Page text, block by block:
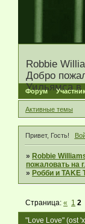
Robbie
Добро
Уильямса в
Форум
Активные темы
Привет, Гость!
» Robbie
пожаловать на
» Робби и TAKE
"Love Love" (ost
Страница:« 1 2